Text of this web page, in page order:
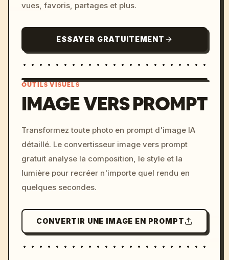
vues, favoris, partages et plus.
ESSAYER GRATUITEMENT
c, cyberpunk sunset, neon
colors, 8k --v 6.0
OUTILS VISUELS
IMAGE VERS PROMPT
Transformez toute photo en prompt d'image IA
détaillé. Le convertisseur image vers prompt
gratuit analyse la composition, le style et la
lumière pour recréer n'importe quel rendu en
quelques secondes.
CONVERTIR UNE IMAGE EN PROMPT